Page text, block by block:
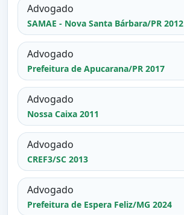
Advogado
SAMAE - Nova Santa Bárbara/PR 2012
Advogado
Prefeitura de Apucarana/PR 2017
Advogado
Nossa Caixa 2011
Advogado
CREF3/SC 2013
Advogado
Prefeitura de Espera Feliz/MG 2024